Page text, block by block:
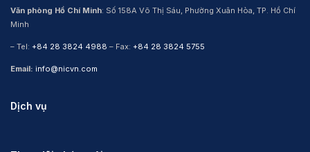
Văn phòng Hồ Chí Minh: Số 158A Võ Thị Sáu, Phường Xuân Hòa, TP. Hồ Chí
Minh
– Tel: +84 28 3824 4988 – Fax: +84 28 3824 5755
Email: info@nicvn.com
Dịch vụ